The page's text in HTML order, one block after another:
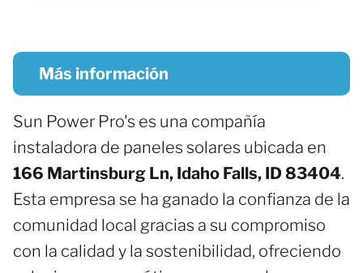
Más información
Sun Power Pro's es una compañía
instaladora de paneles solares ubicada en
166 Martinsburg Ln, Idaho Falls, ID 83404.
Esta empresa se ha ganado la confianza de la
comunidad local gracias a su compromiso
con la calidad y la sostenibilidad, ofreciendo